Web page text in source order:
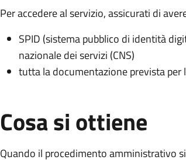
Per accedere al servizio, assicurati di
SPID (sistema pubblico di identità
nazionale dei servizi (CNS)
tutta la documentazione prevista per
Cosa si ottiene
Quando il procedimento amministrativo